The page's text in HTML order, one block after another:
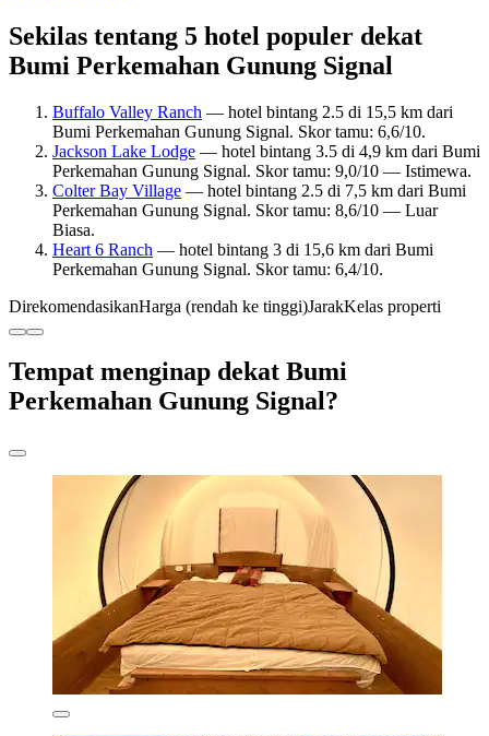
Sekilas tentang 5 hotel populer dekat
Bumi Perkemahan Gunung Signal
Buffalo Valley Ranch — hotel bintang 2.5 di 15,5 km dari
Bumi Perkemahan Gunung Signal. Skor tamu: 6,6/10.
Jackson Lake Lodge — hotel bintang 3.5 di 4,9 km dari Bumi
Perkemahan Gunung Signal. Skor tamu: 9,0/10 — Istimewa.
Colter Bay Village — hotel bintang 2.5 di 7,5 km dari Bumi
Perkemahan Gunung Signal. Skor tamu: 8,6/10 — Luar
Biasa.
Heart 6 Ranch — hotel bintang 3 di 15,6 km dari Bumi
Perkemahan Gunung Signal. Skor tamu: 6,4/10.
DirekomendasikanHarga (rendah ke tinggi)JarakKelas properti
Tempat menginap dekat Bumi
Perkemahan Gunung Signal?